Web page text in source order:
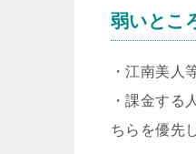
弱いとこ
・江南美人
・課金する
ちらを優先